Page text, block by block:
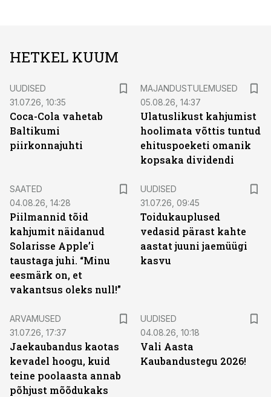
HETKEL KUUM
UUDISED
31.07.26, 10:35
Coca-Cola vahetab
Baltikumi
piirkonnajuhti
MAJANDUSTULEMUSED
05.08.26, 14:37
Ulatuslikust kahjumist
hoolimata võttis tuntud
ehituspoeketi omanik
kopsaka dividendi
SAATED
04.08.26, 14:28
Piilmannid tõid
kahjumit näidanud
Solarisse Apple’i
taustaga juhi. “Minu
eesmärk on, et
vakantsus oleks null!”
UUDISED
31.07.26, 09:45
Toidukauplused
vedasid pärast kahte
aastat juuni jaemüügi
kasvu
ARVAMUSED
31.07.26, 17:37
Jaekaubandus kaotas
kevadel hoogu, kuid
teine poolaasta annab
põhjust mõõdukaks
UUDISED
04.08.26, 10:18
Vali Aasta
Kaubandustegu 2026!